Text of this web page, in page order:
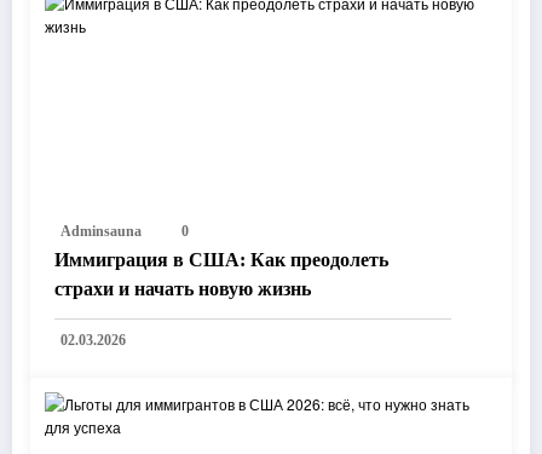
Adminsauna 0
Иммиграция в США: Как преодолеть
страхи и начать новую жизнь
02.03.2026